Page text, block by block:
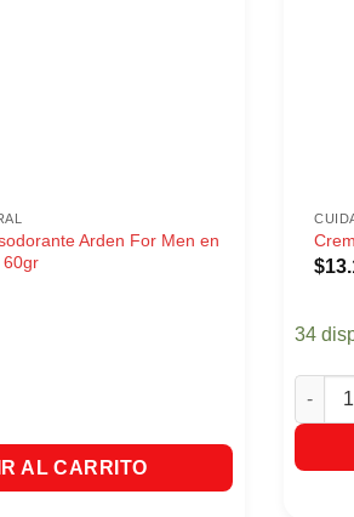
Arden For Men en
60gr
Arden For Men en Crema 2 Unds
AL CARRITO
$
34